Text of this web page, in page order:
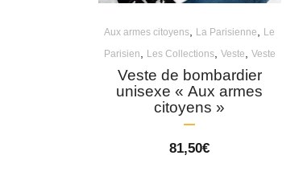
Aux armes citoyens, La Parisienne, Le
Parisien, Les Collections, Veste, Veste
Veste de bombardier
unisexe « Aux armes
citoyens »
81,50€